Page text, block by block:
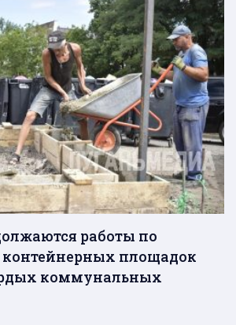
работы по
контейнерных площадок
коммунальных